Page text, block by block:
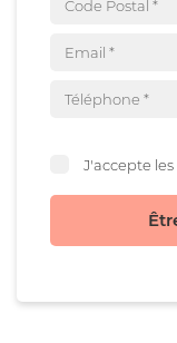
J'accepte les